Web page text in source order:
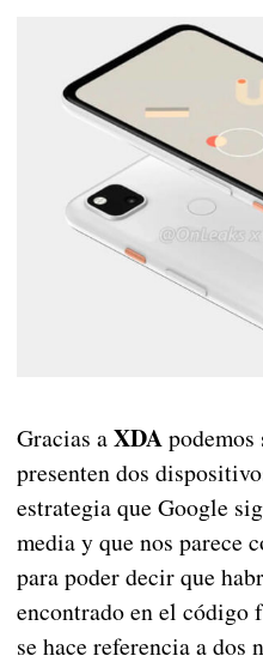
Gracias aXDApodemos
presenten dos
estrategia que Google
media y que nos parece
para poder decir que
encontrado en el código
se hace referencia a dos